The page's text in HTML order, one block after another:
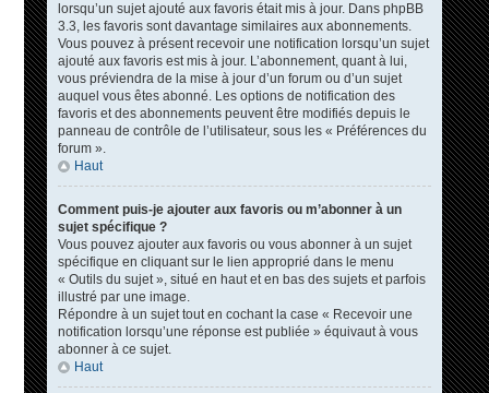
lorsqu’un sujet ajouté aux favoris était mis à jour. Dans phpBB
3.3, les favoris sont davantage similaires aux abonnements.
Vous pouvez à présent recevoir une notification lorsqu’un sujet
ajouté aux favoris est mis à jour. L’abonnement, quant à lui,
vous préviendra de la mise à jour d’un forum ou d’un sujet
auquel vous êtes abonné. Les options de notification des
favoris et des abonnements peuvent être modifiés depuis le
panneau de contrôle de l’utilisateur, sous les « Préférences du
forum ».
Haut
Comment puis-je ajouter aux favoris ou m’abonner à un
sujet spécifique ?
Vous pouvez ajouter aux favoris ou vous abonner à un sujet
spécifique en cliquant sur le lien approprié dans le menu
« Outils du sujet », situé en haut et en bas des sujets et parfois
illustré par une image.
Répondre à un sujet tout en cochant la case « Recevoir une
notification lorsqu’une réponse est publiée » équivaut à vous
abonner à ce sujet.
Haut